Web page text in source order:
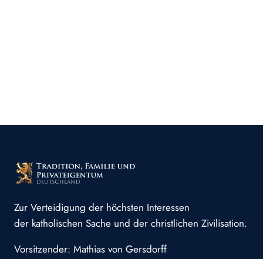
Zur Verteidigung der höchsten Interessen
der katholischen Sache und der christlichen Zivilisation.
Vorsitzender: Mathias von Gersdorff